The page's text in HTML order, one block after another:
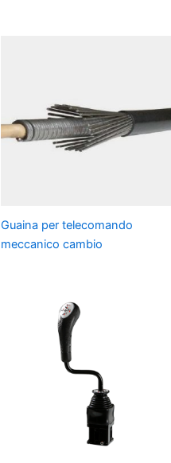
Guaina per telecomando
meccanico cambio